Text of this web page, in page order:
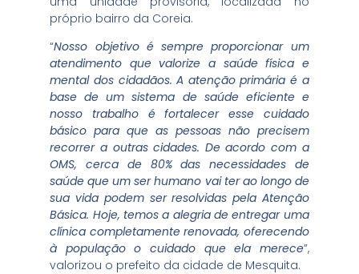
próprio bairro da Coreia.
“Nosso objetivo é sempre proporcionar um
atendimento que valorize a saúde física e
mental dos cidadãos. A atenção primária é a
base de um sistema de saúde eficiente e
nosso trabalho é fortalecer esse cuidado
básico para que as pessoas não precisem
recorrer a outras cidades. De acordo com a
OMS, cerca de 80% das necessidades de
saúde que um ser humano vai ter ao longo de
sua vida podem ser resolvidas pela Atenção
Básica. Hoje, temos a alegria de entregar uma
clínica completamente renovada, oferecendo
à população o cuidado que ela merece”,
valorizou o prefeito da cidade de Mesquita.